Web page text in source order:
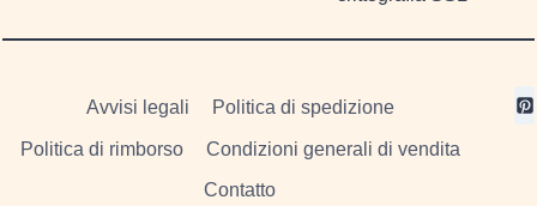
Avvisi legali Politica di spedizione
Politica di rimborso Condizioni generali di vendita
Contatto